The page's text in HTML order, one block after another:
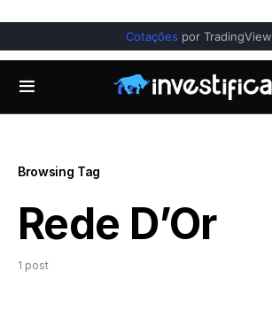
Cotações por TradingView
Browsing Tag
Rede D’Or
1 post